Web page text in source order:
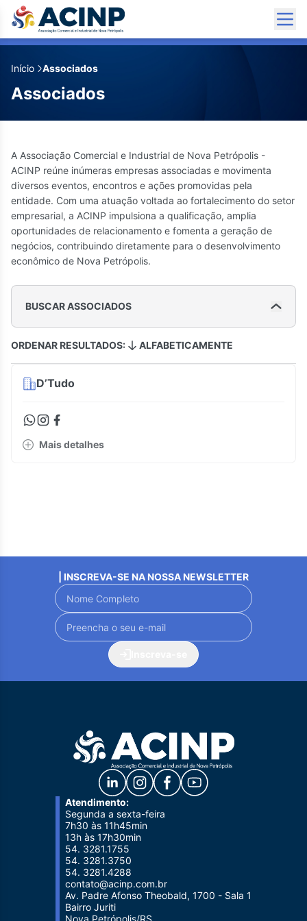
Início Associados
Associados
A Associação Comercial e Industrial de Nova Petrópolis -
ACINP reúne inúmeras empresas associadas e movimenta
diversos eventos, encontros e ações promovidas pela
entidade. Com uma atuação voltada ao fortalecimento do setor
empresarial, a ACINP impulsiona a qualificação, amplia
oportunidades de relacionamento e fomenta a geração de
negócios, contribuindo diretamente para o desenvolvimento
econômico de Nova Petrópolis.
BUSCAR ASSOCIADOS
ORDENAR RESULTADOS: ALFABETICAMENTE
D’Tudo
Mais detalhes
D’Tudo
(54) 99954-9616
empresalilianaschommer@hotmail.com
Centro 1 quadra da Praça das Flores. Ao lado
da Loja Benoit
Redes Sociais
| INSCREVA-SE NA NOSSA NEWSLETTER
Atendimento:
Segunda a sexta-feira
7h30 às 11h45min
13h às 17h30min
54. 3281.1755
54. 3281.3750
54. 3281.4288
contato@acinp.com.br
Av. Padre Afonso Theobald, 1700 - Sala 1
Bairro Juriti
Nova Petrópolis/RS